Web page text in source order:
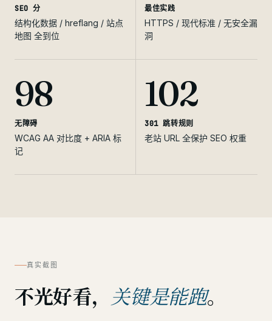
SEO 分
结构化数据 / hreflang / 站点
地图 全到位
最佳实践
HTTPS / 现代标准 / 无安全漏
洞
98
无障碍
WCAG AA 对比度 + ARIA 标
记
102
301 跳转规则
老站 URL 全保护 SEO 权重
真实截图
不光好看， 关键是能跑。